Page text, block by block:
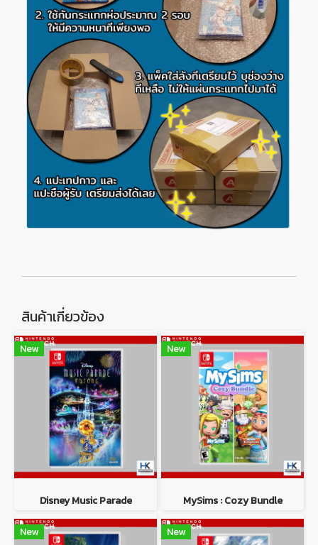
สินค้าเกี่ยวข้อง
New
Disney Music Parade
New
MySims : Cozy Bundle
New New